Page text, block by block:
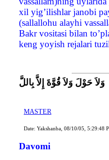
xil yig’ilishlar janobi
(sallallohu alayhi
Bakr vositasi bilan
keng yoyish rejalari
وَلاَ حَوْلَ وَلاَ قُوَّةَ إِلاَّ بِاللَّ
MASTER
Date: Yakshanba, 08/10/05, 5:29:48
Davomi